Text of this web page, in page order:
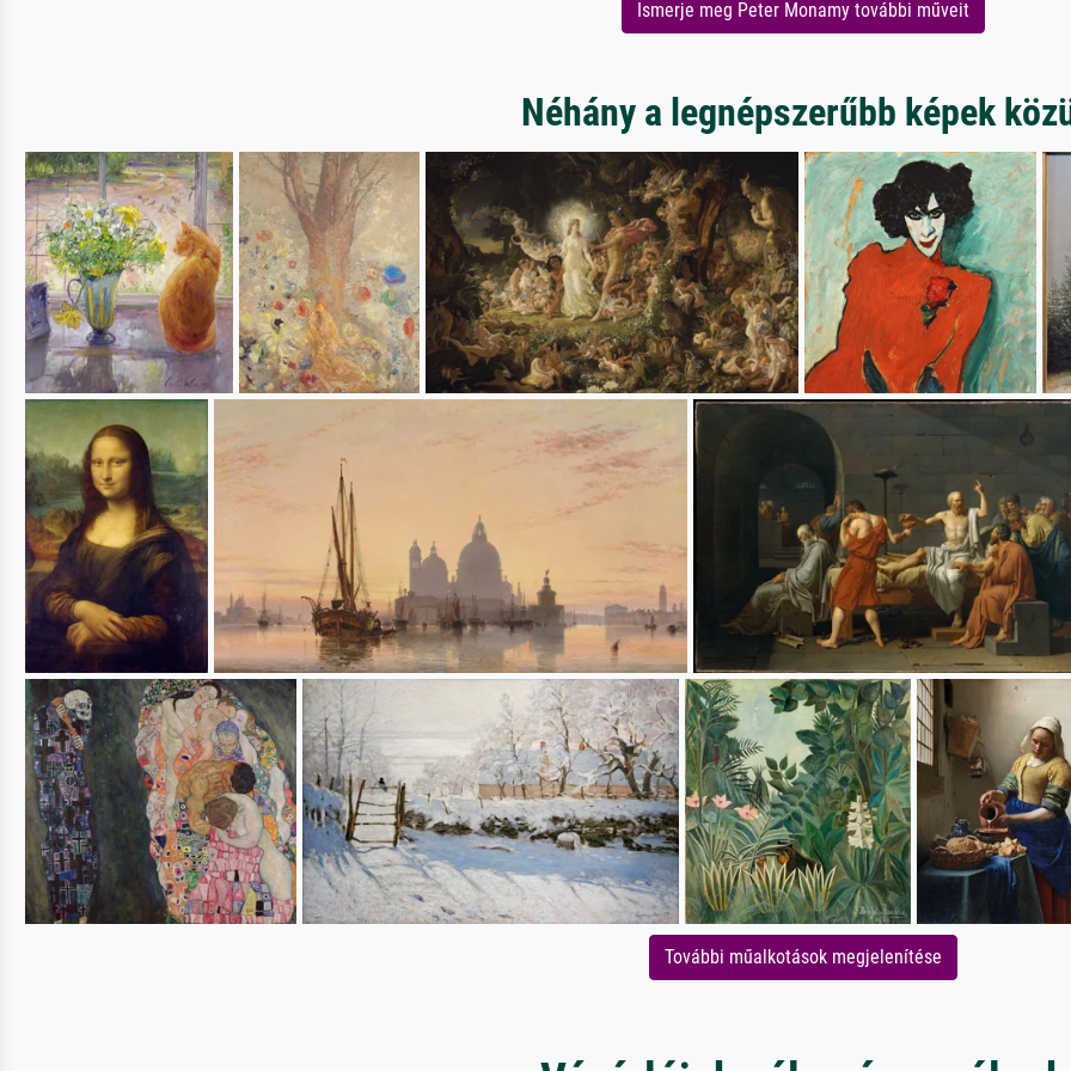
Ismerje meg Peter Monamy további műveit
Néhány a legnépszerűbb képek
További műalkotások megjelenítése